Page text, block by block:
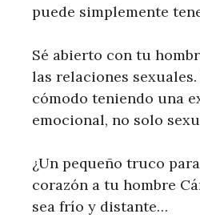
puede simplemente
Sé abierto con tu
las relaciones
cómodo teniendo una
emocional, no solo
¿Un pequeño truco
corazón a tu hombre
sea frío y distante…